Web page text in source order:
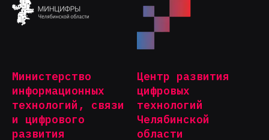
Министерство
информационных
технологий, связи
и цифрового
развития
Центр развития
цифровых
технологий
Челябинской
области